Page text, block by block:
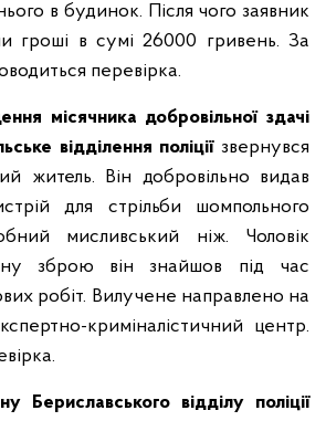
в будинок. Після чого заявник
гроші в сумі 26000 гривень. За
перевірка.
місячника добровільної здачі
відділення поліціїзвернувся
житель. Він добровільно видав
для стрільби шомпольного
мисливський ніж. Чоловік
зброю він знайшов під час
робіт. Вилучене направлено на
криміналістичний центр.
Бериславського відділу поліції